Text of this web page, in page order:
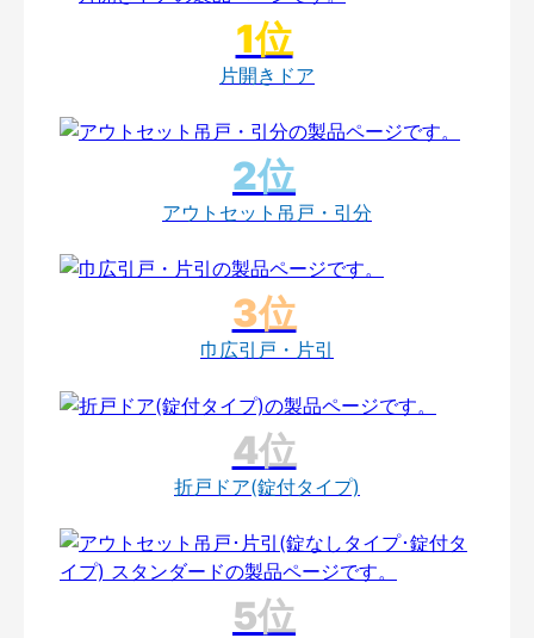
片開きドア
アウトセット吊戸・引分
巾広引戸・片引
折戸ドア(錠付タイプ)